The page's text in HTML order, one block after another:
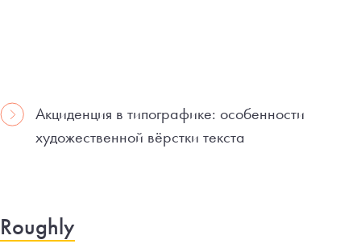
Акциденция в типографике: особенности
художественной вёрстки текста
Roughly